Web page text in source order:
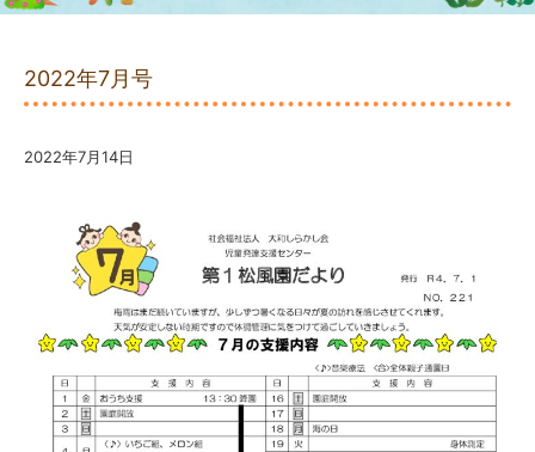
2022年7月号
2022年7月14日